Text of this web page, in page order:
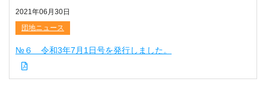
2021年06月30日
団地ニュース
№６ 令和3年7月1日号を発行しました。